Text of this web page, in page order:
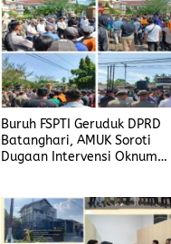
Buruh FSPTI Geruduk DPRD
Batanghari, AMUK Soroti
Dugaan Intervensi Oknum